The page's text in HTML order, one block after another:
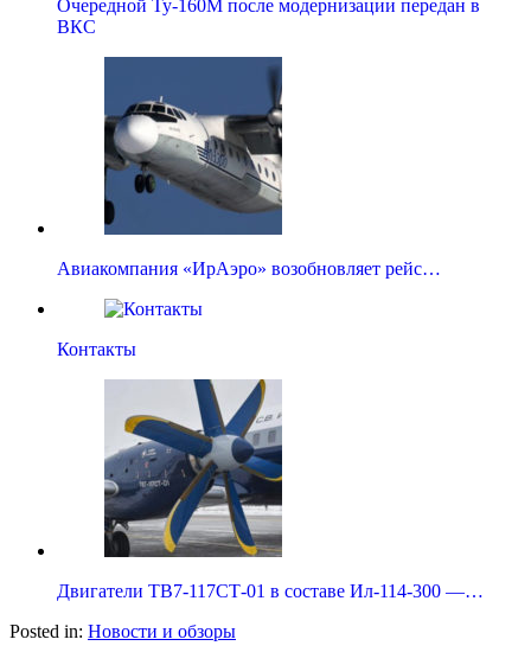
Очередной Ту-160М после модернизации передан в
ВКС
Авиакомпания «ИрАэро» возобновляет рейс…
Контакты
Двигатели ТВ7-117СТ-01 в составе Ил-114-300 —…
Posted in: Новости и обзоры